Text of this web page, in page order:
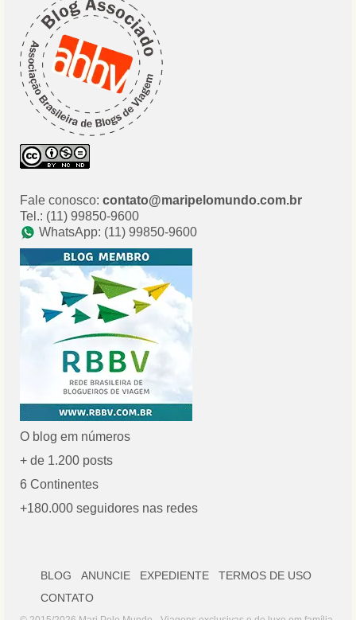
Fale conosco: contato@maripelomundo.com.br
Tel.: (11) 99850-9600
WhatsApp: (11) 99850-9600
O blog em números
+ de 1.200 posts
6 Continentes
+180.000 seguidores nas redes
BLOG ANUNCIE EXPEDIENTE
TERMOS DE USO
CONTATO